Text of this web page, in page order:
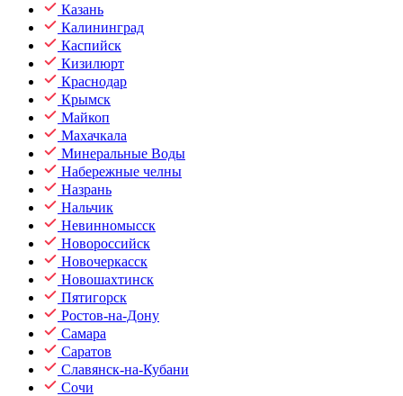
Казань
Калининград
Каспийск
Кизилюрт
Краснодар
Крымск
Майкоп
Махачкала
Минеральные Воды
Набережные челны
Назрань
Нальчик
Невинномысск
Новороссийск
Новочеркасск
Новошахтинск
Пятигорск
Ростов-на-Дону
Самара
Саратов
Славянск-на-Кубани
Сочи